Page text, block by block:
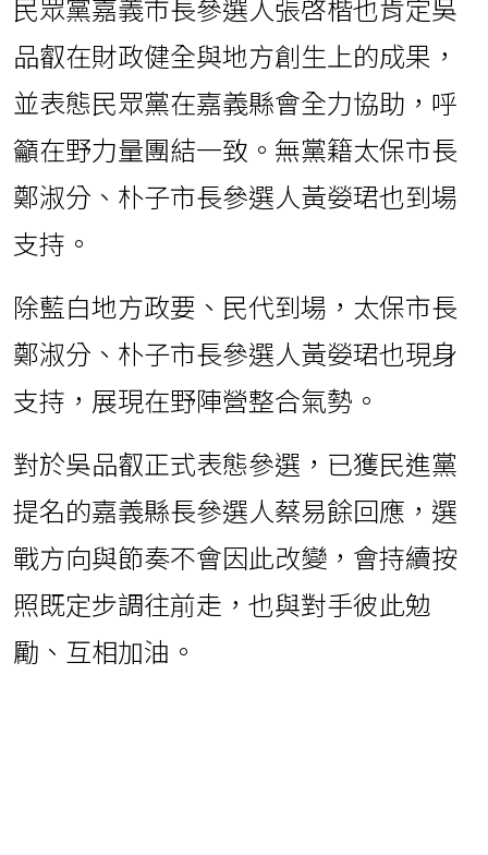
民眾黨嘉義市長參選人張啓楷也肯定吳
品叡在財政健全與地方創生上的成果，
並表態民眾黨在嘉義縣會全力協助，呼
籲在野力量團結一致。無黨籍太保市長
鄭淑分、朴子市長參選人黃嫈珺也到場
支持。
除藍白地方政要、民代到場，太保市長
鄭淑分、朴子市長參選人黃嫈珺也現身
支持，展現在野陣營整合氣勢。
對於吳品叡正式表態參選，已獲民進黨
提名的嘉義縣長參選人蔡易餘回應，選
戰方向與節奏不會因此改變，會持續按
照既定步調往前走，也與對手彼此勉
勵、互相加油。